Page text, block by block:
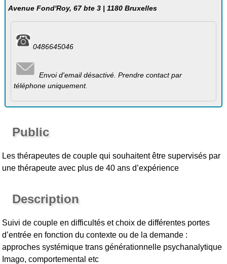
Avenue Fond'Roy, 67 bte 3 | 1180 Bruxelles
0486645046
Envoi d'email désactivé. Prendre contact par
téléphone uniquement.
Public
Les thérapeutes de couple qui souhaitent être supervisés par
une thérapeute avec plus de 40 ans d’expérience
Description
Suivi de couple en difficultés et choix de différentes portes
d’entrée en fonction du contexte ou de la demande :
approches systémique trans générationnelle psychanalytique
Imago, comportemental etc